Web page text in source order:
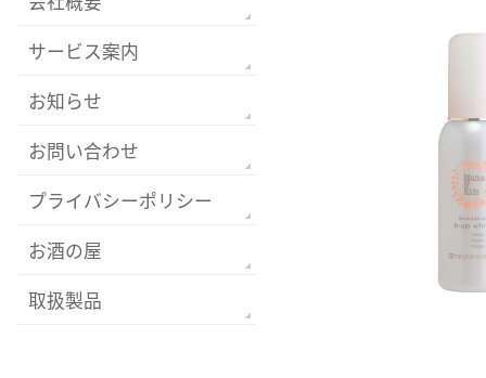
サービス案内
お知らせ
お問い合わせ
プライバシーポリシー
お酒の屋
取扱製品